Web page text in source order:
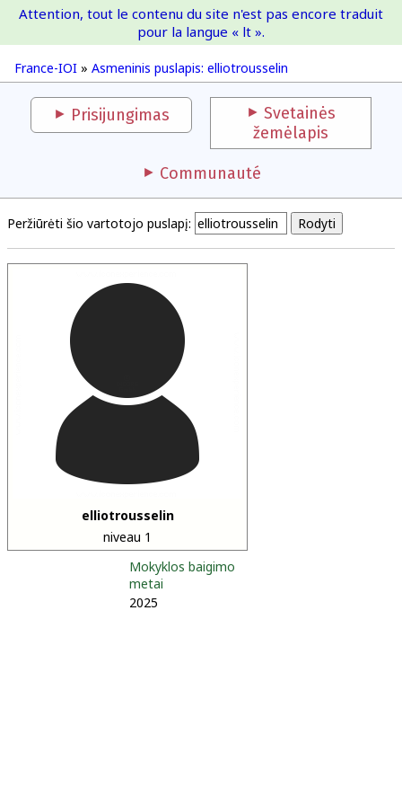
France-IOI
France-IOI » Asmeninis puslapis: elliotrousselin
Attention, tout le contenu du site n'est pas encore traduit
pour la langue « lt ».
Prisijungimas
Svetainės
žemėlapis
Communauté
Peržiūrėti šio vartotojo puslapį:
elliotrousselin
niveau 1
Mokyklos baigimo
metai
2025